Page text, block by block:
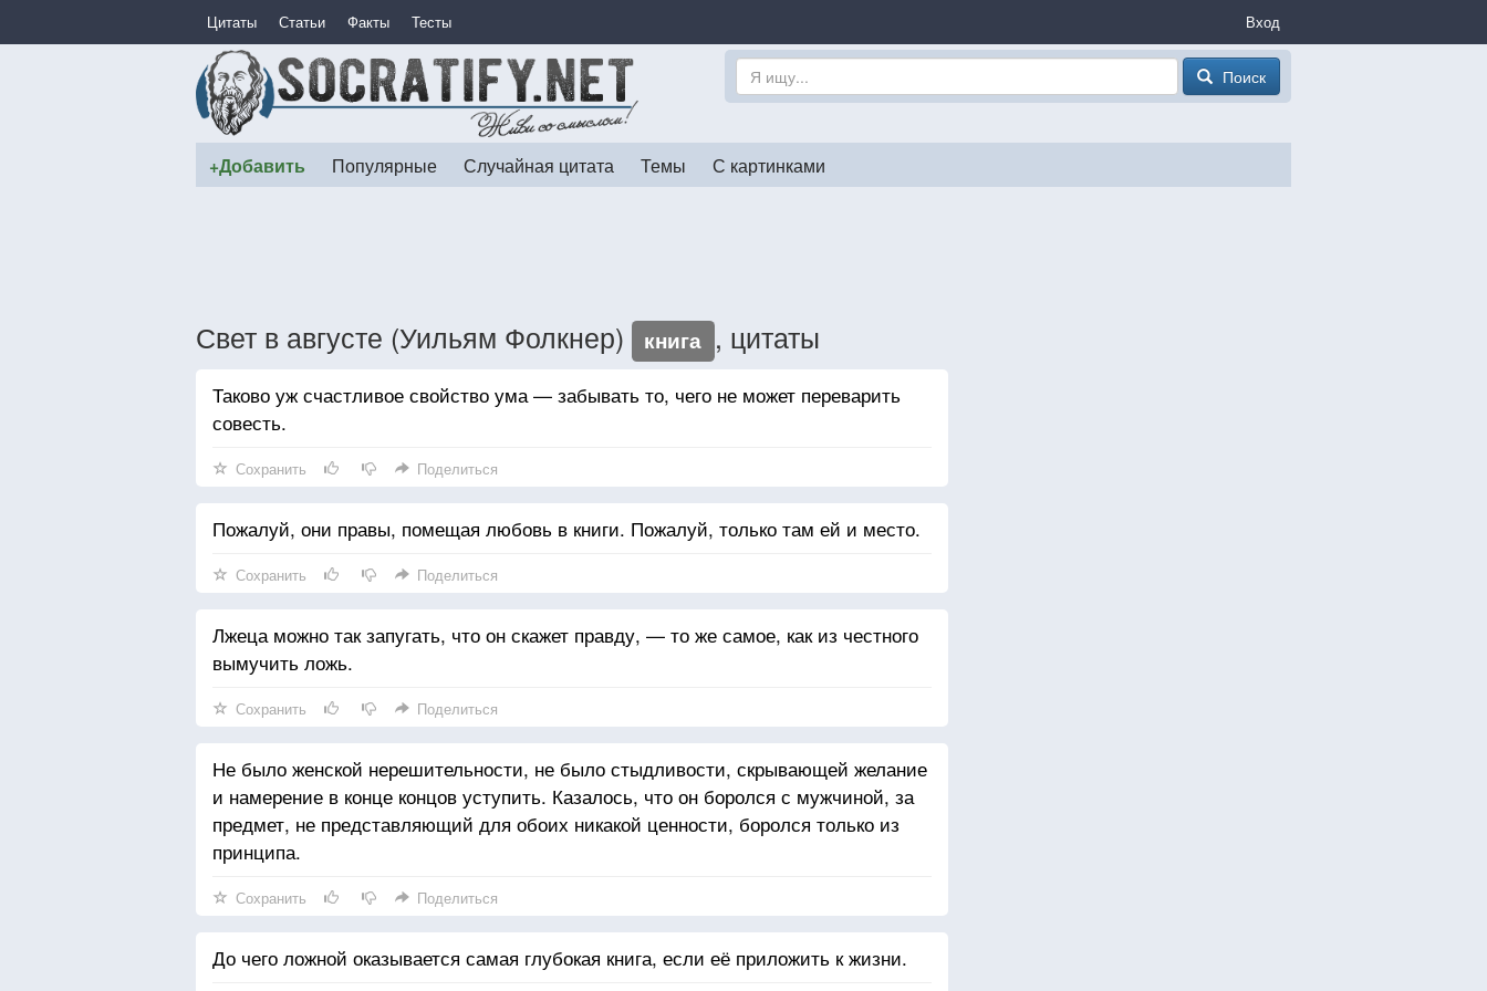
Цитаты Статьи Факты Тесты Вход
Поиск
+Добавить Популярные Случайная цитата Темы С картинками
Свет в августе (Уильям Фолкнер) книга , цитаты
Таково уж счастливое свойство ума — забывать то, чего не может переварить
совесть.
Сохранить Поделиться
Пожалуй, они правы, помещая любовь в книги. Пожалуй, только там ей и место.
Сохранить Поделиться
Лжеца можно так запугать, что он скажет правду, — то же самое, как из честного
вымучить ложь.
Сохранить Поделиться
Не было женской нерешительности, не было стыдливости, скрывающей желание
и намерение в конце концов уступить. Казалось, что он боролся с мужчиной, за
предмет, не представляющий для обоих никакой ценности, боролся только из
принципа.
Сохранить Поделиться
До чего ложной оказывается самая глубокая книга, если её приложить к жизни.